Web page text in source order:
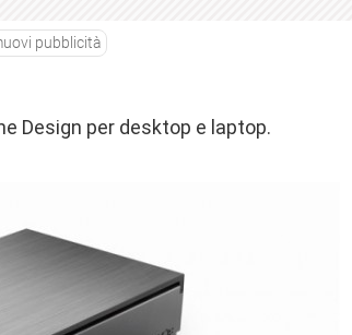
pubblicità
Design per desktop e laptop.